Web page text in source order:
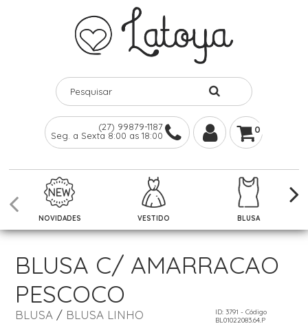
(27) 99879-1187
Seg. a Sexta 8:00 as 18:00
0
NOVIDADES VESTIDO BLUSA
BLUSA C/ AMARRACAO
PESCOCO
BLUSA/ BLUSA LINHO
ID: 3791 - Código
BL01022083.64.P